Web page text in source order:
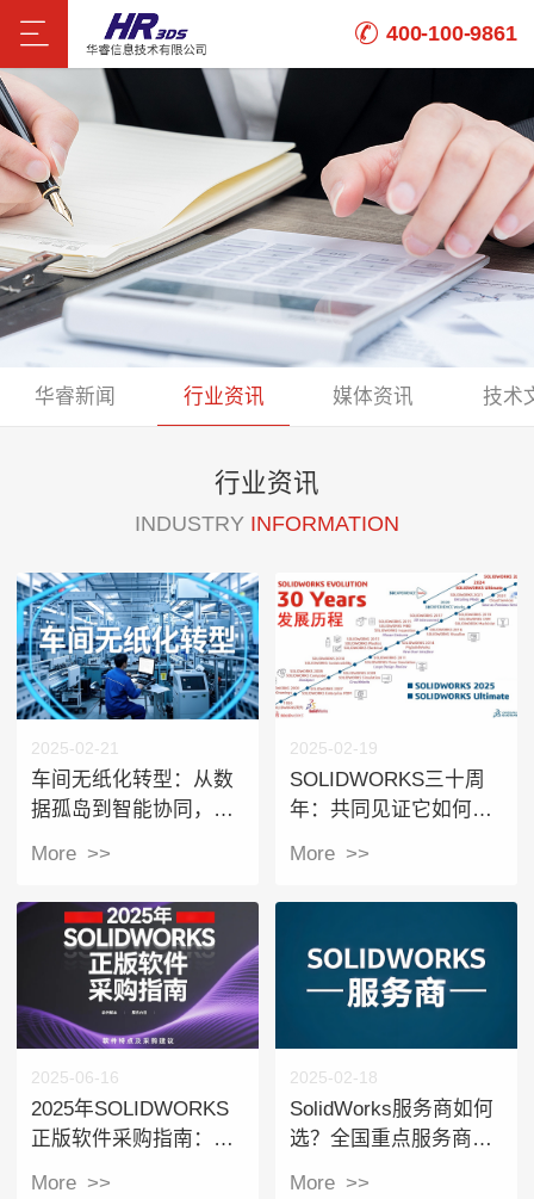
400-100-9861
华睿新闻 行业资讯 媒体资讯 技术
行业资讯
INDUSTRY INFORMATION
2025-02-21
车间无纸化转型：从数
据孤岛到智能协同，解
More >>
2025-02-19
SOLIDWORKS三十周
年：共同见证它如何重
More >>
2025-06-16
2025年SOLIDWORKS
正版软件采购指南：价
More >>
2025-02-18
SolidWorks服务商如何
选？全国重点服务商与
More >>